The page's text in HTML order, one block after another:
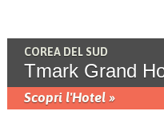
COREA DEL SUD
Tmark Grand
Scopri l'Hotel »